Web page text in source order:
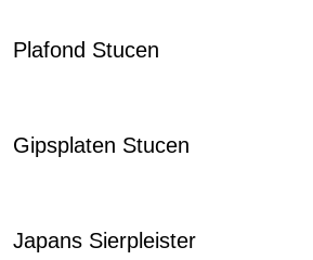
Plafond Stucen
Gipsplaten Stucen
Japans Sierpleister